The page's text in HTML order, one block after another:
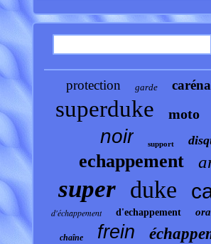
protection garde
superduke moto
noir support
echappement
super duke
d'échappement d'echappement
chaîne frein